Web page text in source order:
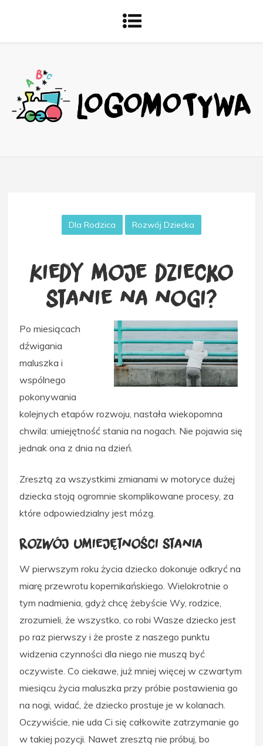
Dla Rodzica Rozwój Dziecka
Kiedy moje dziecko
stanie na nogi?
Po miesiącach
dźwigania
maluszka i
wspólnego
pokonywania
kolejnych etapów rozwoju, nastała wiekopomna
chwila: umiejętność stania na nogach. Nie pojawia się
jednak ona z dnia na dzień.
Zresztą za wszystkimi zmianami w motoryce dużej
dziecka stoją ogromnie skomplikowane procesy, za
które odpowiedzialny jest mózg.
Rozwój umiejętności stania
W pierwszym roku życia dziecko dokonuje odkryć na
miarę przewrotu kopernikańskiego. Wielokrotnie o
tym nadmienia, gdyż chcę żebyście Wy, rodzice,
zrozumieli, że wszystko, co robi Wasze dziecko jest
po raz pierwszy i że proste z naszego punktu
widzenia czynności dla niego nie muszą być
oczywiste. Co ciekawe, już mniej więcej w czwartym
miesiącu życia maluszka przy próbie postawienia go
na nogi, widać, że dziecko prostuje je w kolanach.
Oczywiście, nie uda Ci się całkowite zatrzymanie go
w takiej pozycji. Nawet zresztą nie próbuj, bo